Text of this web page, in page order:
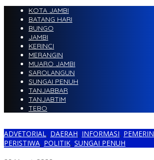
KOTA JAMBI
BATANG HARI
BUNGO
JAMBI
KERINCI
MERANGIN
MUARO JAMBI
SAROLANGUN
SUNGAI PENUH
TANJABBAR
TANJABTIM
TEBO
ADVETORIAL, DAERAH, INFORMASI,
PERISTIWA, POLITIK, SUNGAI PENUH